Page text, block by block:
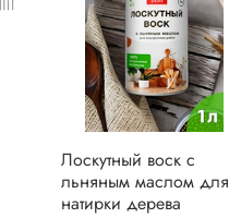
Лоскутный воск с
льняным маслом для
натирки дерева